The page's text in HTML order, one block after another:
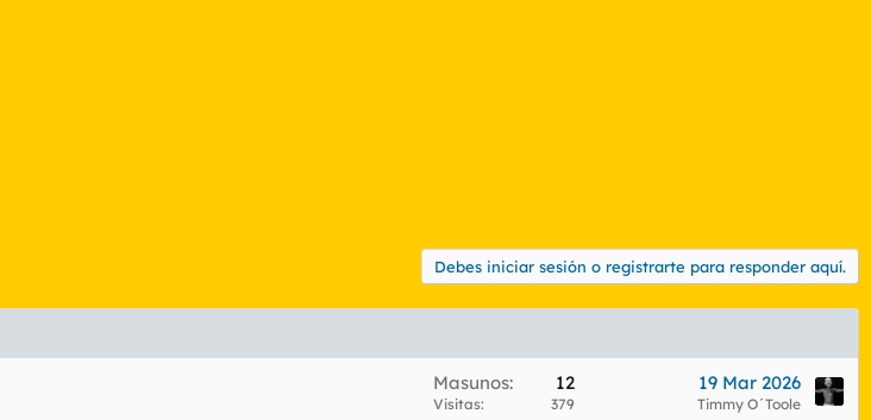
Debes iniciar sesión o registrarte para responder aquí.
Masunos 12
Visitas 379
19 Mar 2026
Timmy O´Toole